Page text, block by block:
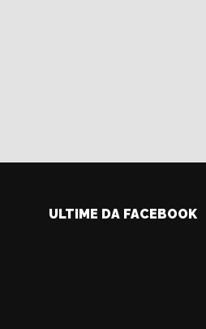
ULTIME DA FACEBOOK